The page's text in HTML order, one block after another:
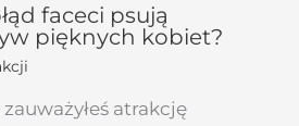
faceci psują
pięknych kobiet?
atrakcję